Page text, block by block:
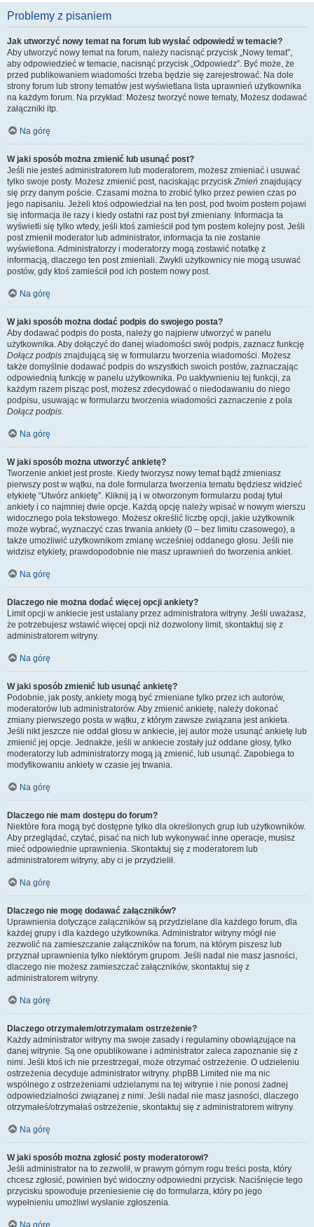
Problemy z pisaniem
Jak utworzyć nowy temat na forum lub wysłać odpowiedź w temacie?
Aby utworzyć nowy temat na forum, należy nacisnąć przycisk „Nowy temat”,
aby odpowiedzieć w temacie, nacisnąć przycisk „Odpowiedz”. Być może, że
przed publikowaniem wiadomości trzeba będzie się zarejestrować. Na dole
strony forum lub strony tematów jest wyświetlana lista uprawnień użytkownika
na każdym forum. Na przykład: Możesz tworzyć nowe tematy, Możesz dodawać
załączniki itp.
Na górę
W jaki sposób można zmienić lub usunąć post?
Jeśli nie jesteś administratorem lub moderatorem, możesz zmieniać i usuwać
tylko swoje posty. Możesz zmienić post, naciskając przyciskZmień znajdujący
się przy danym poście. Czasami można to zrobić tylko przez pewien czas po
jego napisaniu. Jeżeli ktoś odpowiedział na ten post, pod twoim postem pojawi
się informacja ile razy i kiedy ostatni raz post był zmieniany. Informacja ta
wyświetli się tylko wtedy, jeśli ktoś zamieścił pod tym postem kolejny post. Jeśli
post zmienił moderator lub administrator, informacja ta nie zostanie
wyświetlona. Administratorzy i moderatorzy mogą zostawić notatkę z
informacją, dlaczego ten post zmieniali. Zwykli użytkownicy nie mogą usuwać
postów, gdy ktoś zamieścił pod ich postem nowy post.
Na górę
W jaki sposób można dodać podpis do swojego posta?
Aby dodawać podpis do posta, należy go najpierw utworzyć w panelu
użytkownika. Aby dołączyć do danej wiadomości swój podpis, zaznacz funkcję
Dołącz podpis znajdującą się w formularzu tworzenia wiadomości. Możesz
także domyślnie dodawać podpis do wszystkich swoich postów, zaznaczając
odpowiednią funkcję w panelu użytkownika. Po uaktywnieniu tej funkcji, za
każdym razem pisząc post, możesz zdecydować o niedodawaniu do niego
podpisu, usuwając w formularzu tworzenia wiadomości zaznaczenie z pola
Dołącz podpis.
Na górę
W jaki sposób można utworzyć ankietę?
Tworzenie ankiet jest proste. Kiedy tworzysz nowy temat bądź zmieniasz
pierwszy post w wątku, na dole formularza tworzenia tematu będziesz widzieć
etykietę “Utwórz ankietę”. Kliknij ją i w otworzonym formularzu podaj tytuł
ankiety i co najmniej dwie opcje. Każdą opcję należy wpisać w nowym wierszu
widocznego pola tekstowego. Możesz określić liczbę opcji, jakie użytkownik
może wybrać, wyznaczyć czas trwania ankiety (0 – bez limitu czasowego), a
także umożliwić użytkownikom zmianę wcześniej oddanego głosu. Jeśli nie
widzisz etykiety, prawdopodobnie nie masz uprawnień do tworzenia ankiet.
Na górę
Dlaczego nie można dodać więcej opcji ankiety?
Limit opcji w ankiecie jest ustalany przez administratora witryny. Jeśli uważasz,
że potrzebujesz wstawić więcej opcji niż dozwolony limit, skontaktuj się z
administratorem witryny.
Na górę
W jaki sposób zmienić lub usunąć ankietę?
Podobnie, jak posty, ankiety mogą być zmieniane tylko przez ich autorów,
moderatorów lub administratorów. Aby zmienić ankietę, należy dokonać
zmiany pierwszego posta w wątku, z którym zawsze związana jest ankieta.
Jeśli nikt jeszcze nie oddał głosu w ankiecie, jej autor może usunąć ankietę lub
zmienić jej opcje. Jednakże, jeśli w ankiecie zostały już oddane głosy, tylko
moderatorzy lub administratorzy mogą ją zmienić, lub usunąć. Zapobiega to
modyfikowaniu ankiety w czasie jej trwania.
Na górę
Dlaczego nie mam dostępu do forum?
Niektóre fora mogą być dostępne tylko dla określonych grup lub użytkowników.
Aby przeglądać, czytać, pisać na nich lub wykonywać inne operacje, musisz
mieć odpowiednie uprawnienia. Skontaktuj się z moderatorem lub
administratorem witryny, aby ci je przydzielił.
Na górę
Dlaczego nie mogę dodawać załączników?
Uprawnienia dotyczące załączników są przydzielane dla każdego forum, dla
każdej grupy i dla każdego użytkownika. Administrator witryny mógł nie
zezwolić na zamieszczanie załączników na forum, na którym piszesz lub
przyznał uprawnienia tylko niektórym grupom. Jeśli nadal nie masz jasności,
dlaczego nie możesz zamieszczać załączników, skontaktuj się z
administratorem witryny.
Na górę
Dlaczego otrzymałem/otrzymałam ostrzeżenie?
Każdy administrator witryny ma swoje zasady i regulaminy obowiązujące na
danej witrynie. Są one opublikowane i administrator zaleca zapoznanie się z
nimi. Jeśli ktoś ich nie przestrzegał, może otrzymać ostrzeżenie. O udzieleniu
ostrzeżenia decyduje administrator witryny. phpBB Limited nie ma nic
wspólnego z ostrzeżeniami udzielanymi na tej witrynie i nie ponosi żadnej
odpowiedzialności związanej z nimi. Jeśli nadal nie masz jasności, dlaczego
otrzymałeś/otrzymałaś ostrzeżenie, skontaktuj się z administratorem witryny.
Na górę
W jaki sposób można zgłosić posty moderatorowi?
Jeśli administrator na to zezwolił, w prawym górnym rogu treści posta, który
chcesz zgłosić, powinien być widoczny odpowiedni przycisk. Naciśnięcie tego
przycisku spowoduje przeniesienie cię do formularza, który po jego
wypełnieniu umożliwi wysłanie zgłoszenia.
Na górę